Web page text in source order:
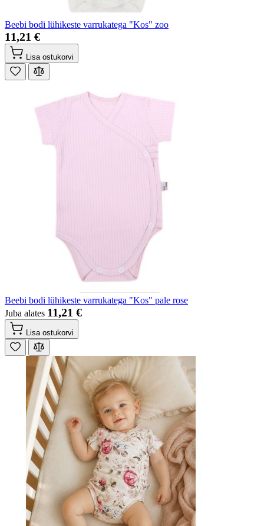
Beebi bodi lühikeste varrukatega "Kos" zoo
11,21 €
Lisa ostukorvi
Beebi bodi lühikeste varrukatega "Kos" pale rose
Juba alates 11,21 €
Lisa ostukorvi